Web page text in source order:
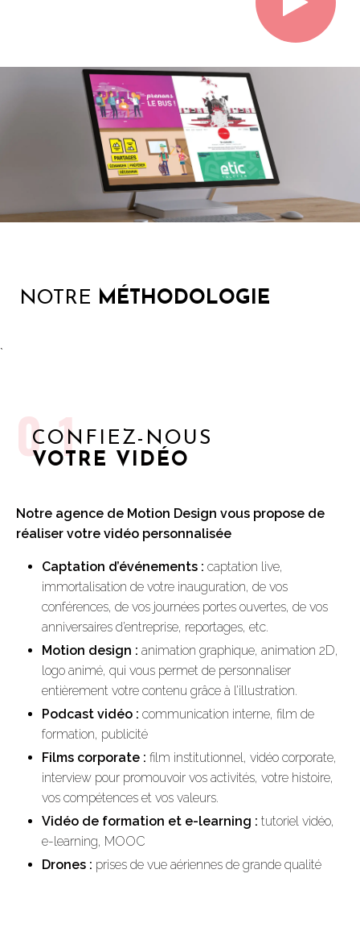
NOTRE MÉTHODOLOGIE
`
01
CONFIEZ-NOUS
VOTRE VIDÉO
Notre agence de Motion Design vous propose de
réaliser votre vidéo personnalisée
Captation d’événements : captation live,
immortalisation de votre inauguration, de vos
conférences, de vos journées portes ouvertes, de vos
anniversaires d’entreprise, reportages, etc.
Motion design : animation graphique, animation 2D,
logo animé, qui vous permet de personnaliser
entièrement votre contenu grâce à l’illustration.
Podcast vidéo : communication interne, film de
formation, publicité
Films corporate : film institutionnel, vidéo corporate,
interview pour promouvoir vos activités, votre histoire,
vos compétences et vos valeurs.
Vidéo de formation et e-learning : tutoriel vidéo,
e-learning, MOOC
Drones : prises de vue aériennes de grande qualité